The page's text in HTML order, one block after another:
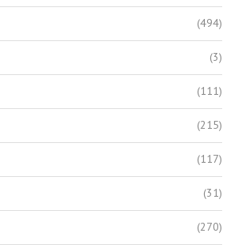
(494)
(3)
(111)
(215)
(117)
(31)
(270)